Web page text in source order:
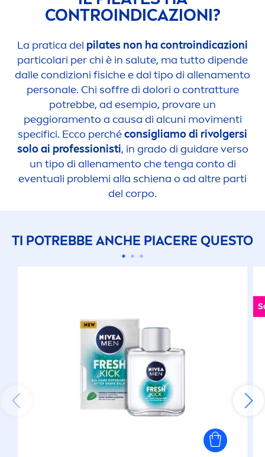
CONTROINDICAZIONI?
La pratica del pilates non ha controindicazioni
particolari per chi è in salute, ma tutto dipende
dalle condizioni fisiche e dal tipo di allenamento
personale. Chi soffre di dolori o contratture
potrebbe, ad esempio, provare un
peggioramento a causa di alcuni movimenti
specifici. Ecco perchéconsigliamo di rivolgersi
solo ai professionisti, in grado di guidare verso
un tipo di allenamento che tenga conto di
eventuali problemi alla schiena o ad altre parti
del corpo.
TI POTREBBE ANCHE PIACERE QUESTO